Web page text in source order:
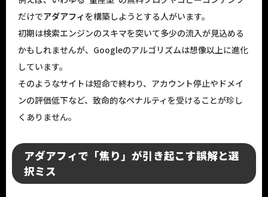
だけでアダアフィ を構築しようとする人がいます。
初期は検索エンジンのスキマを突いて多少の流入が見込める
かもしれませんが、Googleのアルゴリズムは想像以上に進化
しています。
そのようなサイトは短命で終わり、アカウント停止やドメイ
ンの評価低下など、致命的なペナルティを受けることが珍し
くありません。
アダアフィで「焦り」が引き起こす誤解と選
択ミス